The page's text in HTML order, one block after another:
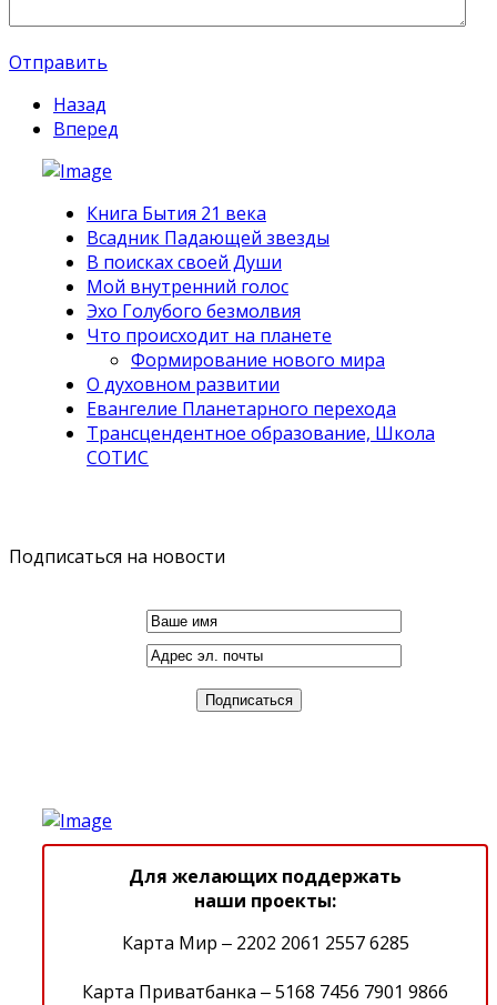
Отправить
Назад
Вперед
Книга Бытия 21 века
Всадник Падающей звезды
В поисках своей Души
Мой внутренний голос
Эхо Голубого безмолвия
Что происходит на планете
Формирование нового мира
О духовном развитии
Евангелие Планетарного перехода
Трансцендентное образование, Школа
СОТИС
Подписаться на новости
Для желающих поддержать
наши проекты:
Карта Мир ‒ 2202 2061 2557 6285
Карта Приватбанка ‒ 5168 7456 7901 9866